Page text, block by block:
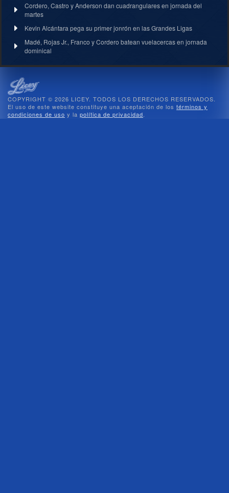
Cordero, Castro y Anderson dan cuadrangulares en jornada del
martes
Kevin Alcántara pega su primer jonrón en las Grandes Ligas
Madé, Rojas Jr., Franco y Cordero batean vuelacercas en jornada
dominical
COPYRIGHT © 2026 LICEY. TODOS LOS DERECHOS RESERVADOS.
El uso de este website constituye una aceptación de los términos y
condiciones de uso y la política de privacidad